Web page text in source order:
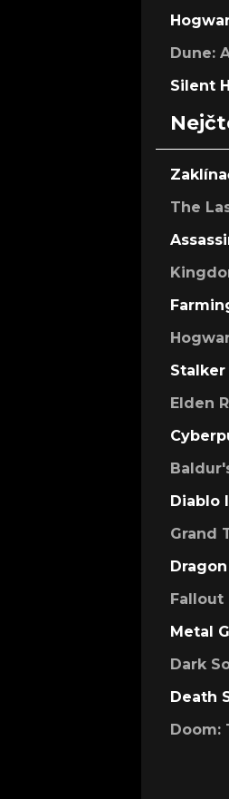
Dune:
Silent
The
Elden
Diablo
Grand
Fallout
Metal
Dark
Death
Doom: